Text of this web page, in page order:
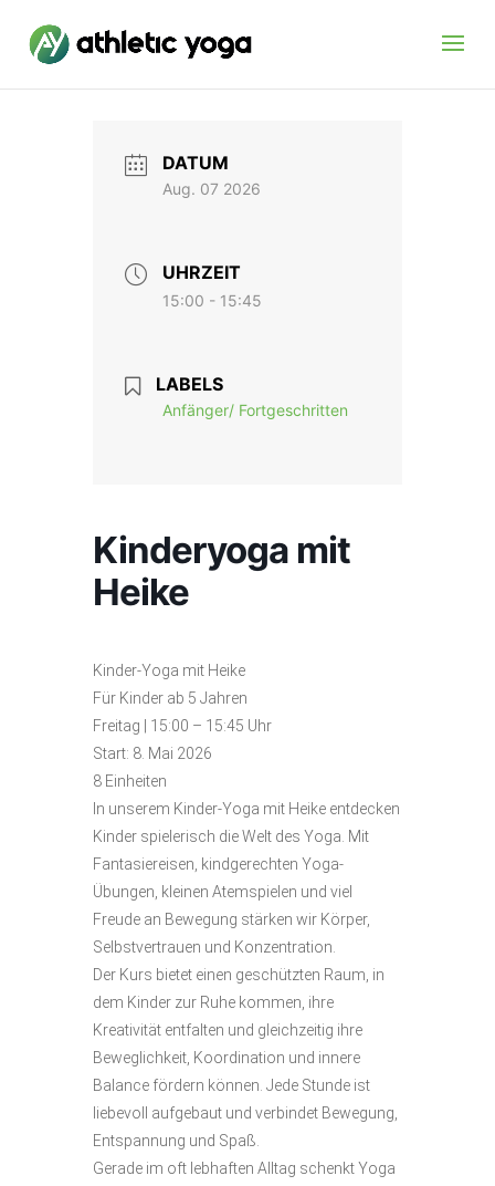
DATUM
Aug. 07 2026
UHRZEIT
15:00 - 15:45
LABELS
Anfänger/ Fortgeschritten
Kinderyoga mit
Heike
Kinder-Yoga mit Heike
Für Kinder ab 5 Jahren
Freitag | 15:00 – 15:45 Uhr
Start: 8. Mai 2026
8 Einheiten
In unserem Kinder-Yoga mit Heike entdecken
Kinder spielerisch die Welt des Yoga. Mit
Fantasiereisen, kindgerechten Yoga-
Übungen, kleinen Atemspielen und viel
Freude an Bewegung stärken wir Körper,
Selbstvertrauen und Konzentration.
Der Kurs bietet einen geschützten Raum, in
dem Kinder zur Ruhe kommen, ihre
Kreativität entfalten und gleichzeitig ihre
Beweglichkeit, Koordination und innere
Balance fördern können. Jede Stunde ist
liebevoll aufgebaut und verbindet Bewegung,
Entspannung und Spaß.
Gerade im oft lebhaften Alltag schenkt Yoga